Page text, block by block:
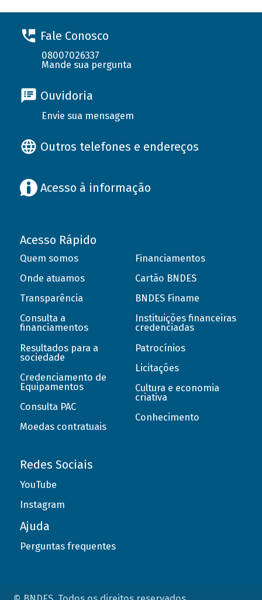
Fale Conosco
08007026337
Mande sua pergunta
Ouvidoria
Envie sua mensagem
Outros telefones e endereços
Acesso à informação
Acesso Rápido
Quem somos
Onde atuamos
Transparência
Consulta a
financiamentos
Resultados para a
sociedade
Credenciamento de
Equipamentos
Consulta PAC
Moedas contratuais
Financiamentos
Cartão BNDES
BNDES Finame
Instituições financeiras
credenciadas
Patrocínios
Licitações
Cultura e economia
criativa
Conhecimento
Redes Sociais
YouTube
Instagram
Ajuda
Perguntas frequentes